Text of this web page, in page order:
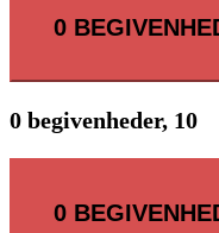
0
0 begivenheder, 10
0